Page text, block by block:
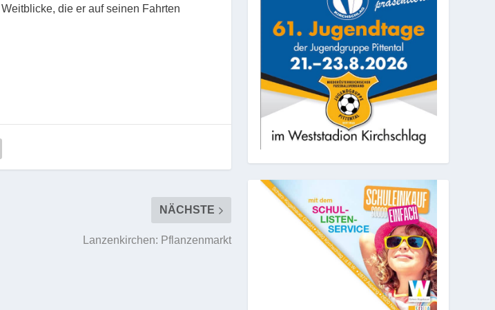
die er auf seinen Fahrten
NÄCHSTE
Lanzenkirchen: Pflanzenmarkt